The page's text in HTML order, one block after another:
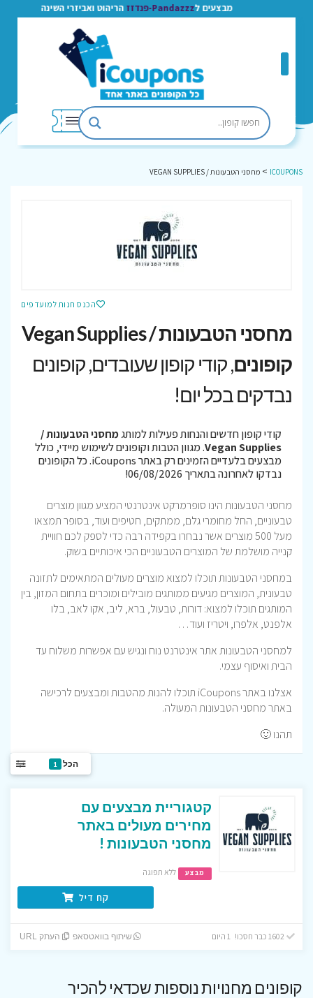
מבצעים לPandazzz-פנדזז הריהוט ואביזרי השינה
ICOUPONS
> מחסני הטבעונות / VEGAN SUPPLIES
הכנס חנות למועדפים
מחסני הטבעונות / Vegan Supplies
קופונים, קודי קופון שעובדים, קופונים
נבדקים בכל יום!
קודי קופון חדשים והנחות פעילות למותגמחסני הטבעונות /
Vegan Supplies. מגוון הטבות וקופונים לשימוש מיידי, כולל
מבצעים בלעדיים הזמינים רק באתר iCoupons. כל הקופונים
נבדקו לאחרונה בתאריך 06/08/2026!
מחסני הטבעונות הינו סופרמרקט אינטרנטי המציע מגוון מוצרים
טבעוניים, החל מחומרי גלם, ממתקים, חטיפים ועוד, בסופר תמצאו
מעל 500 מוצרים אשר נבחרו בקפידה רבה כדי לספק לכם חוויית
קנייה מושלמת של המוצרים הטבעוניים הכי איכותיים בשוק.
במחסני הטבעונות תוכלו למצוא מוצרים מעולים המתאימים לתזונה
טבעונית, המוצרים מגיעים ממותגים מובילים ומוכרים בתחום המזון, בין
המותגים תוכלו למצוא: דורות, טבעול, ברא, ליב, אקו לאב, בלו
אלפנט, אלפרו, ויטריז ועוד…
למחסני הטבעונות אתר אינטרנט נוח ונגיש עם אפשרות משלוח עד
הבית ואיסוף עצמי.
אצלנו באתר iCoupons תוכלו להנות מהטבות ומבצעים לרכישה
באתר מחסני הטבעונות המעולה.
תהנו 🙂
הכל 1
קטגוריית מבצעים עם
מחירים מעולים באתר
מחסני הטבעונות !
מבצע ללא תפוגה
קח דיל
שיתוף בוואטסאפ העתק URL
קופונים מחנויות נוספות שכדאי להכיר